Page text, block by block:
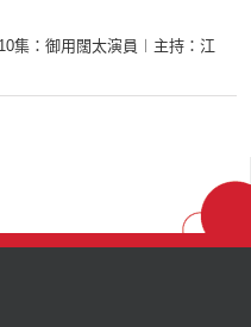
集：御用闊太演員︱主持：江